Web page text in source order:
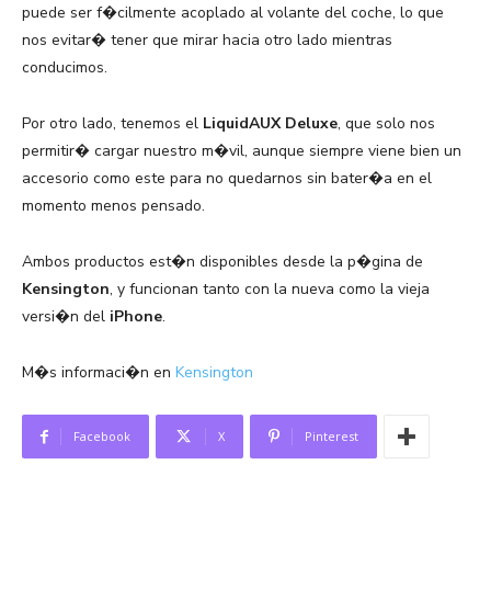
puede ser f�cilmente acoplado al volante del coche, lo que
nos evitar� tener que mirar hacia otro lado mientras
conducimos.
Por otro lado, tenemos el LiquidAUX Deluxe, que solo nos
permitir� cargar nuestro m�vil, aunque siempre viene bien un
accesorio como este para no quedarnos sin bater�a en el
momento menos pensado.
Ambos productos est�n disponibles desde la p�gina de
Kensington, y funcionan tanto con la nueva como la vieja
versi�n del iPhone.
M�s informaci�n en Kensington
Facebook X Pinterest